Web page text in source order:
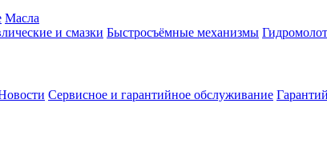
Масла
и смазки Быстросъёмные механизмы
Сервисное и гарантийное обслуживание